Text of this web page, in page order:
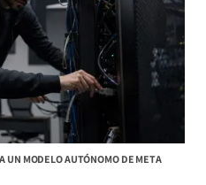
UN MODELO AUTÓNOMO DE META